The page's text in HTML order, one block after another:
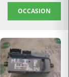
OCCASION